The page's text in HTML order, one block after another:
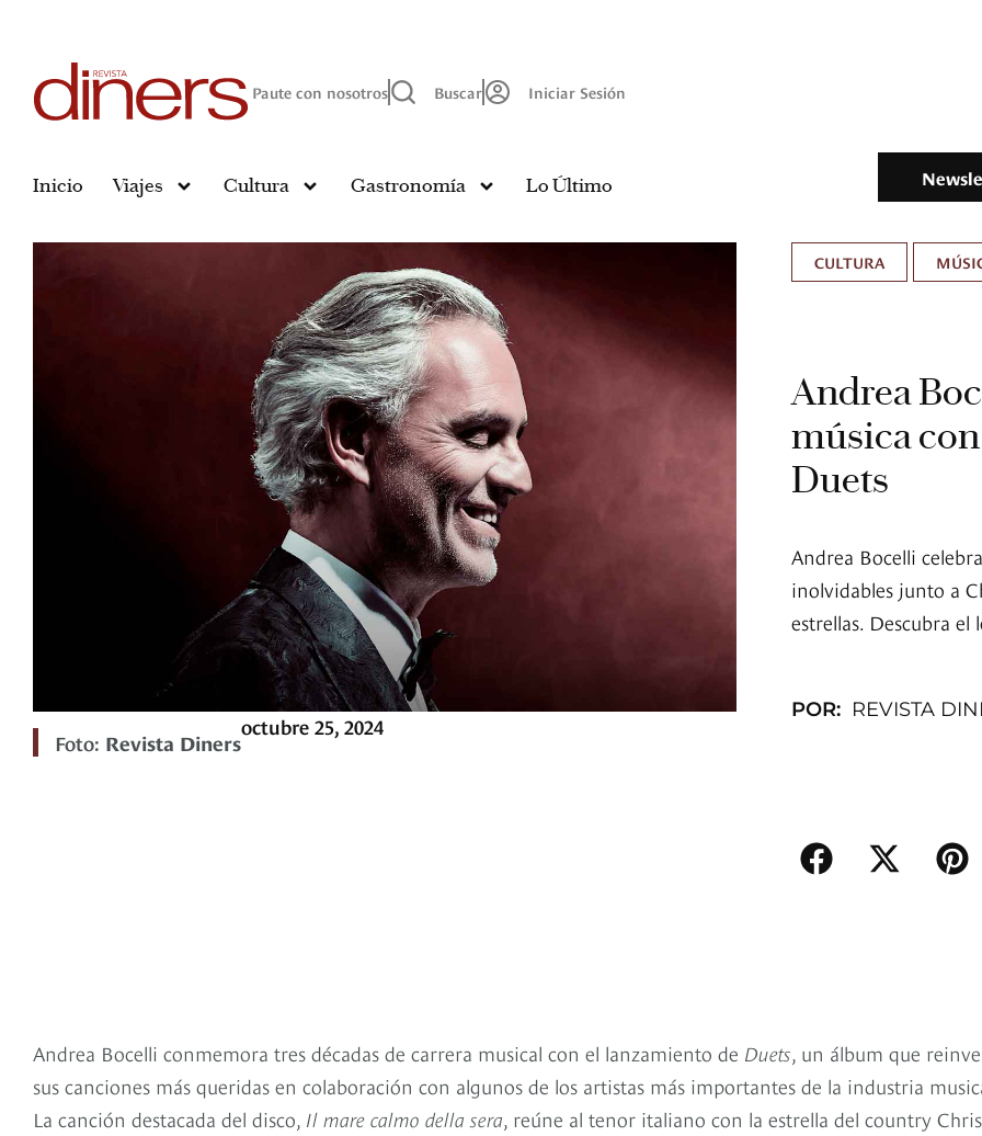
Paute con nosotros Buscar Iniciar Sesión
Inicio Viajes Cultura Gastronomía Lo Último
Foto: Revista Diners
octubre 25, 2024
CULTURA
Andrea
música
Duets
Andrea Bocelli
inolvidables junto a
estrellas. Descubra
POR: REVISTA
Andrea Bocelli conmemora tres décadas de carrera musical con el lanzamiento de Duets, un álbum que
sus canciones más queridas en colaboración con algunos de los artistas más importantes de la industria
La canción destacada del disco, Il mare calmo della sera, reúne al tenor italiano con la estrella del country Chris